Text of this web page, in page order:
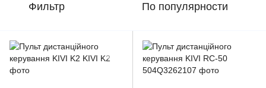
Фильтр По популярности